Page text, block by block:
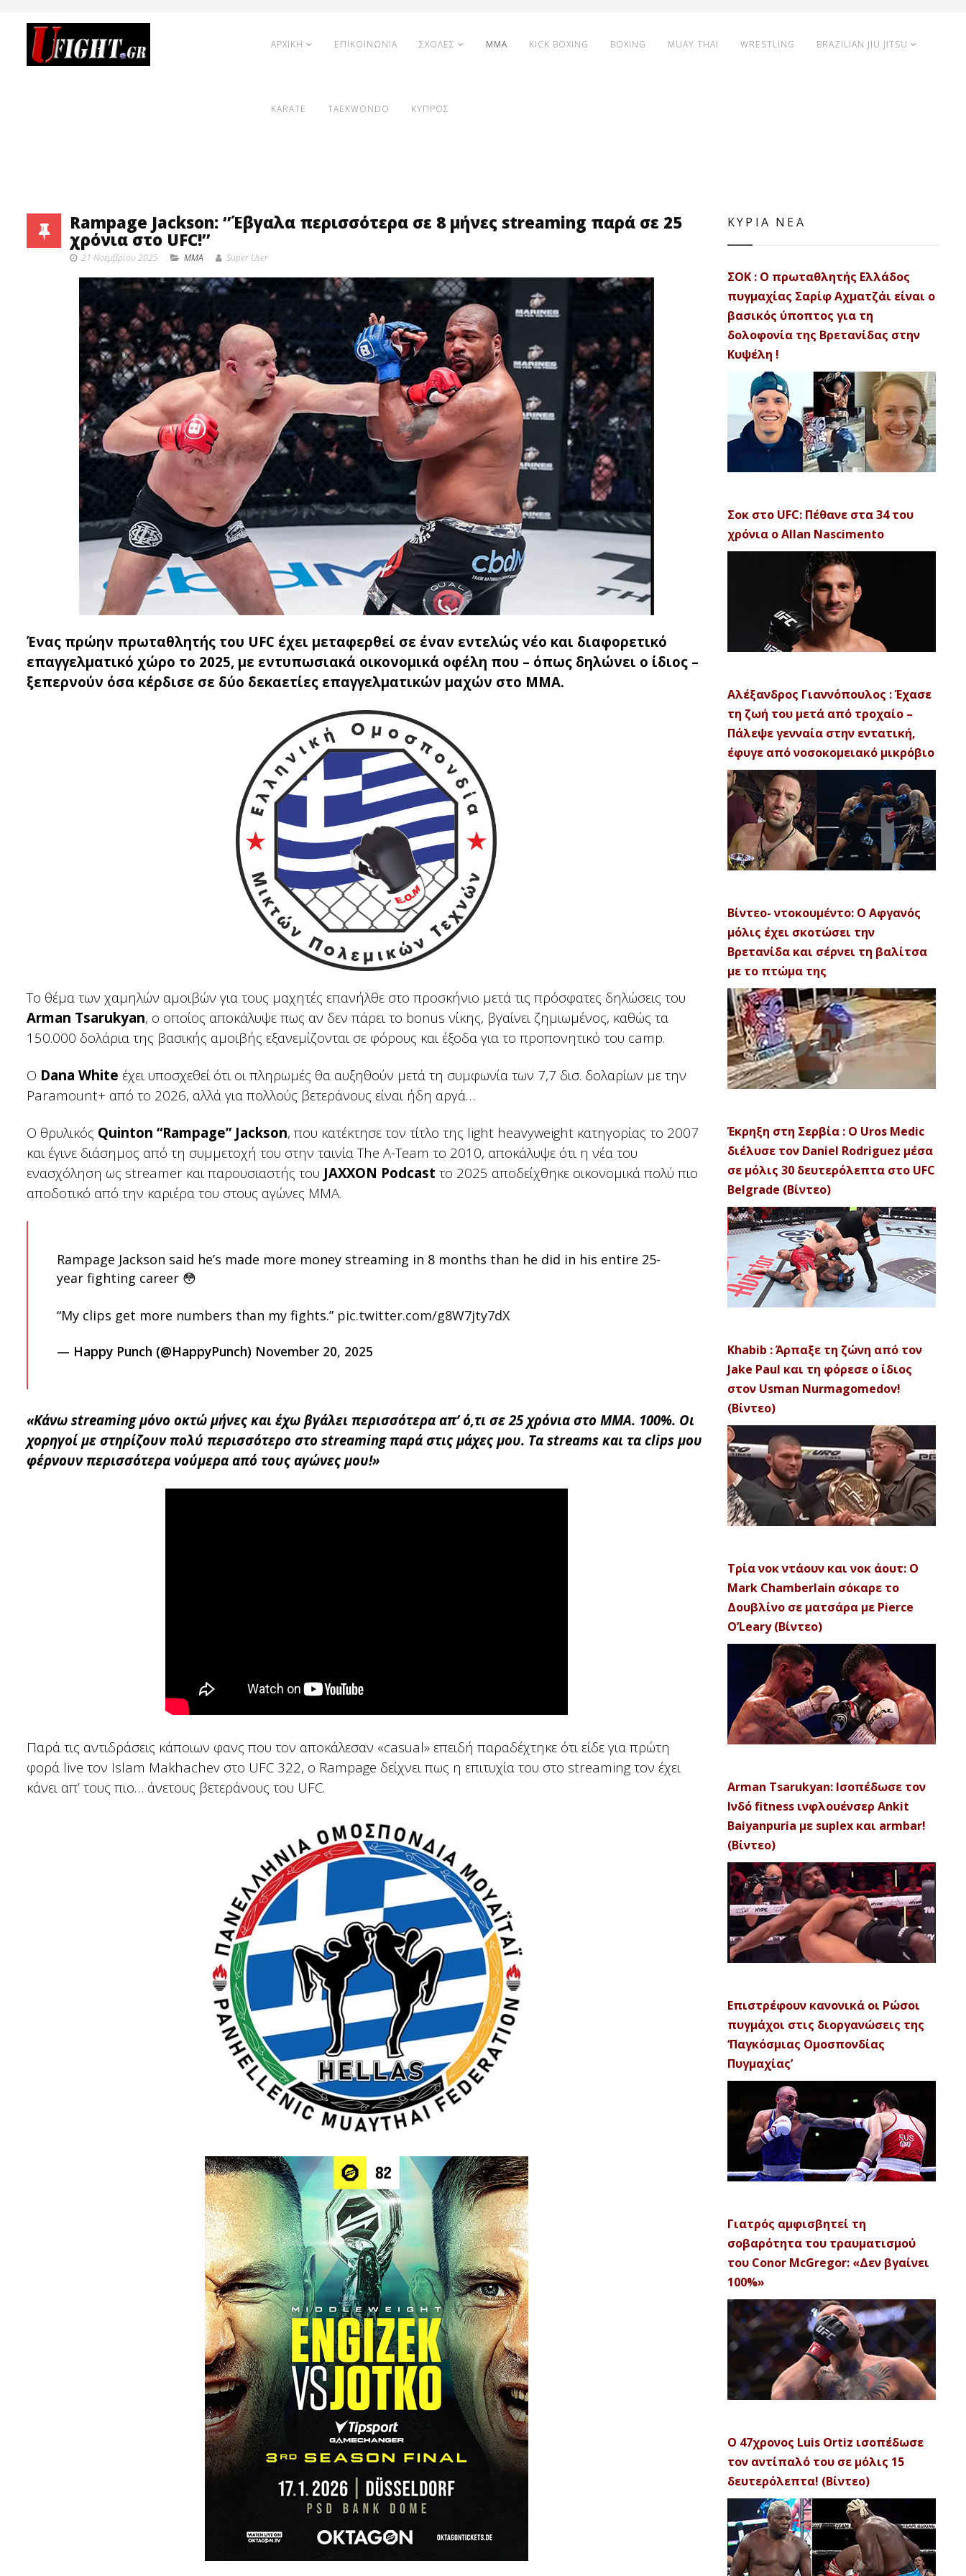
ΑΡΧΙΚΗ ΕΠΙΚΟΙΝΩΝΙΑ ΣΧΟΛΕΣ MMA KICK BOXING BOXING MUAY THAI WRESTLING BRAZILIAN JIU JITSU
KARATE TAEKWONDO ΚΥΠΡΟΣ
Rampage Jackson: ‘’Έβγαλα περισσότερα σε 8 μήνες streaming παρά σε 25
χρόνια στο UFC!’’
21 Νοεμβρίου 2025 MMA Super User
Ένας πρώην πρωταθλητής του UFC έχει μεταφερθεί σε έναν εντελώς νέο και διαφορετικό
επαγγελματικό χώρο το 2025, με εντυπωσιακά οικονομικά οφέλη που – όπως δηλώνει ο ίδιος –
ξεπερνούν όσα κέρδισε σε δύο δεκαετίες επαγγελματικών μαχών στο ΜΜΑ.
Το θέμα των χαμηλών αμοιβών για τους μαχητές επανήλθε στο προσκήνιο μετά τις πρόσφατες δηλώσεις του
Arman Tsarukyan, ο οποίος αποκάλυψε πως αν δεν πάρει το bonus νίκης, βγαίνει ζημιωμένος, καθώς τα
150.000 δολάρια της βασικής αμοιβής εξανεμίζονται σε φόρους και έξοδα για το προπονητικό του camp.
Ο Dana White έχει υποσχεθεί ότι οι πληρωμές θα αυξηθούν μετά τη συμφωνία των 7,7 δισ. δολαρίων με την
Paramount+ από το 2026, αλλά για πολλούς βετεράνους είναι ήδη αργά…
Ο θρυλικός Quinton “Rampage” Jackson, που κατέκτησε τον τίτλο της light heavyweight κατηγορίας το 2007
και έγινε διάσημος από τη συμμετοχή του στην ταινία The A-Team το 2010, αποκάλυψε ότι η νέα του
ενασχόληση ως streamer και παρουσιαστής του JAXXON Podcast το 2025 αποδείχθηκε οικονομικά πολύ πιο
αποδοτικό από την καριέρα του στους αγώνες ΜΜΑ.
Rampage Jackson said he’s made more money streaming in 8 months than he did in his entire 25-
year fighting career 😳
“My clips get more numbers than my fights.” pic.twitter.com/g8W7jty7dX
— Happy Punch (@HappyPunch) November 20, 2025
«Κάνω streaming μόνο οκτώ μήνες και έχω βγάλει περισσότερα απ’ ό,τι σε 25 χρόνια στο MMA. 100%. Οι
χορηγοί με στηρίζουν πολύ περισσότερο στο streaming παρά στις μάχες μου. Τα streams και τα clips μου
φέρνουν περισσότερα νούμερα από τους αγώνες μου!»
Παρά τις αντιδράσεις κάποιων φανς που τον αποκάλεσαν «casual» επειδή παραδέχτηκε ότι είδε για πρώτη
φορά live τον Islam Makhachev στο UFC 322, ο Rampage δείχνει πως η επιτυχία του στο streaming τον έχει
κάνει απ’ τους πιο… άνετους βετεράνους του UFC.
ΚΥΡΙΑ ΝΕΑ
ΣΟΚ : Ο πρωταθλητής Ελλάδος
πυγμαχίας Σαρίφ Αχματζάι είναι ο
βασικός ύποπτος για τη
δολοφονία της Βρετανίδας στην
Κυψέλη !
Σοκ στο UFC: Πέθανε στα 34 του
χρόνια ο Allan Nascimento
Αλέξανδρος Γιαννόπουλος : Έχασε
τη ζωή του μετά από τροχαίο –
Πάλεψε γενναία στην εντατική,
έφυγε από νοσοκομειακό μικρόβιο
Βίντεο- ντοκουμέντο: Ο Αφγανός
μόλις έχει σκοτώσει την
Βρετανίδα και σέρνει τη βαλίτσα
με το πτώμα της
Έκρηξη στη Σερβία : Ο Uros Medic
διέλυσε τον Daniel Rodriguez μέσα
σε μόλις 30 δευτερόλεπτα στο UFC
Belgrade (Βίντεο)
Khabib : Άρπαξε τη ζώνη από τον
Jake Paul και τη φόρεσε ο ίδιος
στον Usman Nurmagomedov!
(Βίντεο)
Τρία νοκ ντάουν και νοκ άουτ: Ο
Mark Chamberlain σόκαρε το
Δουβλίνο σε ματσάρα με Pierce
O’Leary (Βίντεο)
Arman Tsarukyan: Ισοπέδωσε τον
Ινδό fitness ινφλουένσερ Ankit
Baiyanpuria με suplex και armbar!
(Βίντεο)
Επιστρέφουν κανονικά οι Ρώσοι
πυγμάχοι στις διοργανώσεις της
‘Παγκόσμιας Ομοσπονδίας
Πυγμαχίας’
Γιατρός αμφισβητεί τη
σοβαρότητα του τραυματισμού
του Conor McGregor: «Δεν βγαίνει
100%»
Ο 47χρονος Luis Ortiz ισοπέδωσε
τον αντίπαλό του σε μόλις 15
δευτερόλεπτα! (Βίντεο)